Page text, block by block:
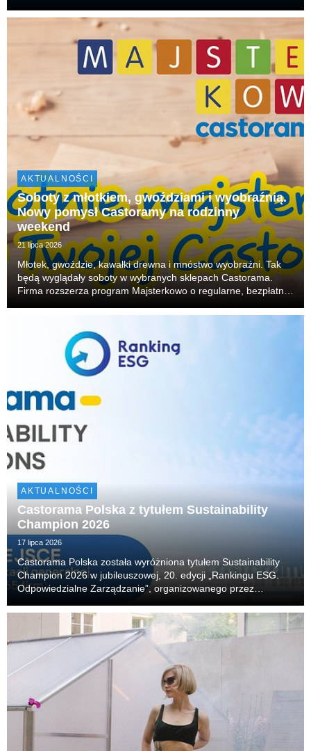
wykonawców i realizację prac. Właśnie tak dzia...
AKTUALNOŚCI
Soboty z młotkiem, gwoździami i wyobraźnią.
Nowy pomysł Castoramy na rodzinny
weekend
21 lipca 2026
Młotek, gwoździe, kawałki drewna i mnóstwo wyobraźni. Tak
będą wyglądały soboty w wybranych sklepach Castorama.
Firma rozszerza program Majsterkowo o regularne, bezpłatne
budować, skręcać i tworzyć własne projekty, r...
AKTUALNOŚCI
Castorama Polska z tytułem Sustainability
Champion 2026
17 lipca 2026
Castorama Polska została wyróżniona tytułem Sustainability
Champion 2026 w jubileuszowej, 20. edycji „Rankingu ESG.
Odpowiedzialne Zarządzanie”, organizowanego przez
miejsce w klasyfikacji generalnej, obejmującej 65 n...